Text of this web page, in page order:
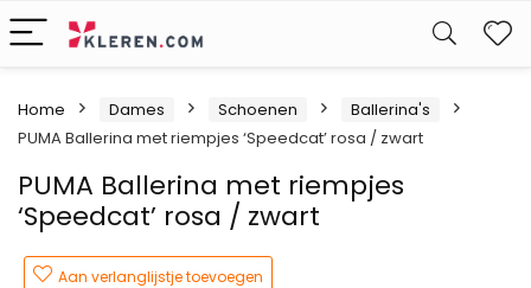
Home Dames Schoenen
Ballerina's
PUMA Ballerina met riempjes ‘Speedcat’ rosa / zwart
PUMA Ballerina met riempjes
‘Speedcat’ rosa / zwart
Aan verlanglijstje toevoegen